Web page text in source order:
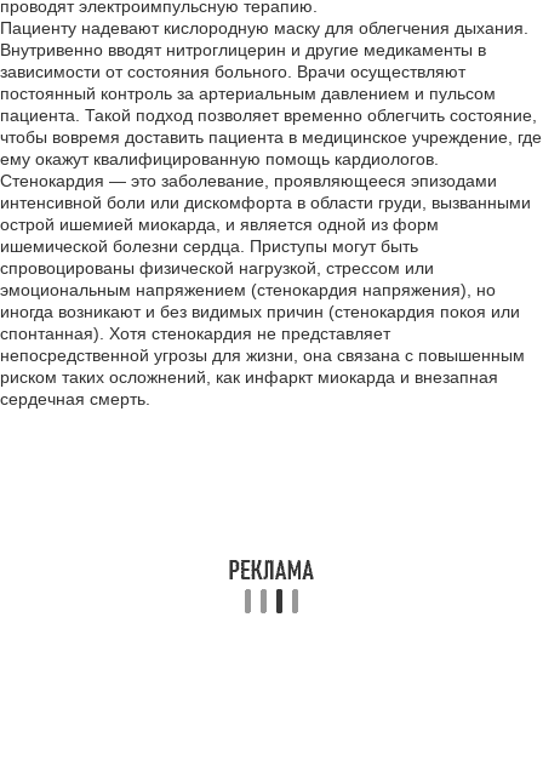
проводят электроимпульсную терапию.
Пациенту надевают кислородную маску для облегчения дыхания.
Внутривенно вводят нитроглицерин и другие медикаменты в
зависимости от состояния больного. Врачи осуществляют
постоянный контроль за артериальным давлением и пульсом
пациента. Такой подход позволяет временно облегчить состояние,
чтобы вовремя доставить пациента в медицинское учреждение, где
ему окажут квалифицированную помощь кардиологов.
Стенокардия — это заболевание, проявляющееся эпизодами
интенсивной боли или дискомфорта в области груди, вызванными
острой ишемией миокарда, и является одной из форм
ишемической болезни сердца. Приступы могут быть
спровоцированы физической нагрузкой, стрессом или
эмоциональным напряжением (стенокардия напряжения), но
иногда возникают и без видимых причин (стенокардия покоя или
спонтанная). Хотя стенокардия не представляет
непосредственной угрозы для жизни, она связана с повышенным
риском таких осложнений, как инфаркт миокарда и внезапная
сердечная смерть.